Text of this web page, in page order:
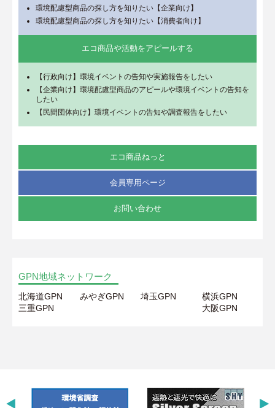
環境配慮型商品の探し方を知りたい【企業向け】
環境配慮型商品の探し方を知りたい【消費者向け】
エコ商品や活動をアピールする
【行政向け】環境イベントの告知や実施報告をしたい
【企業向け】環境配慮型商品のアピールや環境イベントの告知を
したい
【民間団体向け】環境イベントの告知や調査報告をしたい
エコ商品ねっと
会員専用ページ
お問い合わせ
GPN地域ネットワーク
北海道GPN みやぎGPN 埼玉GPN
横浜GPN
三重GPN
大阪GPN